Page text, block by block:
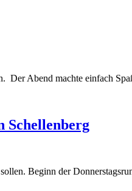
Der Abend machte einfach
Schellenberg
Beginn der